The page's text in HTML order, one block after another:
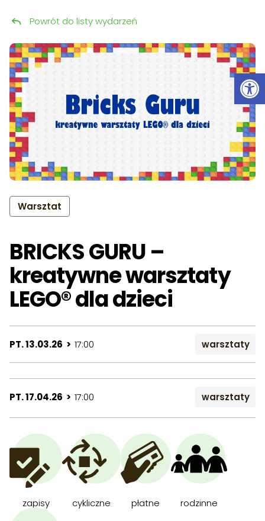
Przeskocz do treści
Warsztat
BRICKS GURU –
kreatywne warsztaty
LEGO® dla dzieci
PT. 13.03.26 > 17:00 warsztaty
PT. 17.04.26 > 17:00 warsztaty
zapisy cykliczne płatne rodzinne
Powrót do listy wydarzeń